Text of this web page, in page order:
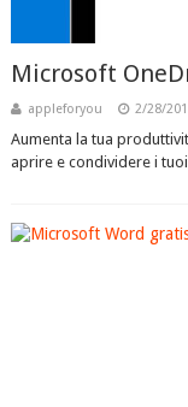
Microsoft
appleforyou 2/28/
Aumenta la tua
aprire e condividere i